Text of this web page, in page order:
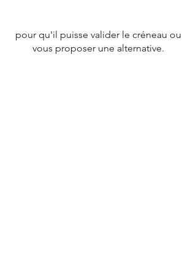
pour qu'il puisse valider le créneau ou
vous proposer une alternative.